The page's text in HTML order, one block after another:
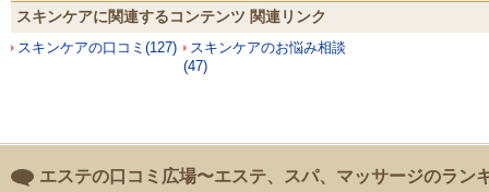
スキンケアに関連するコンテンツ 関連リンク
スキンケアの口コミ(127)
スキンケアのお悩み相談
(47)
エステの口コミ広場〜エステ、スパ、マッサージのラン